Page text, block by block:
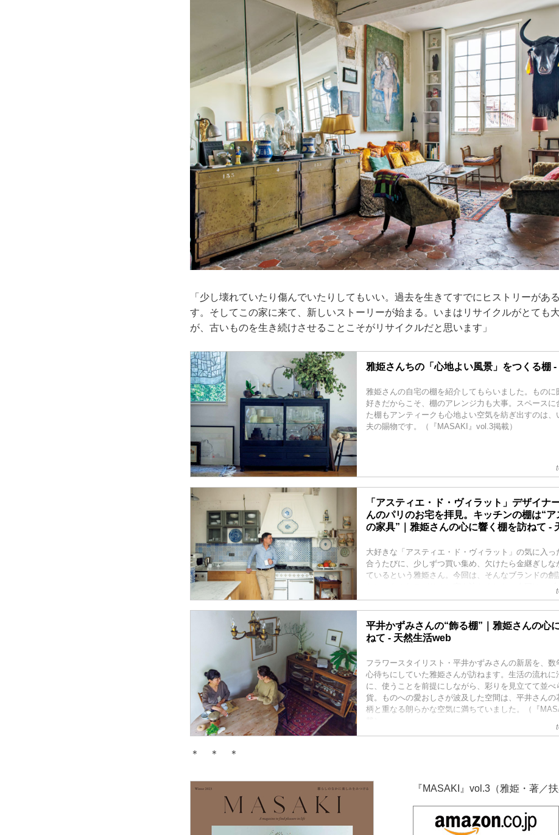
「少し壊れていたり傷んでいたりしてもいい。過去を生きてすでにヒストリーがあ
す。そしてこの家に来て、新しいストーリーが始まる。いまはリサイクルがとても
が、古いものを生き続けさせることこそがリサイクルだと思います」
雅姫さんちの「心地よい風景」をつくる棚
雅姫さんの自宅の棚を紹介してもらいました。ものに
好きだからこそ、棚のアレンジ力も大事。スペースに
た棚もアンティークも心地よい空気を紡ぎ出すのは、
夫の賜物です。（『MASAKI』vol.3掲載）
「アスティエ・ド・ヴィラット」デザイナ
んのパリのお宅を拝見。キッチンの棚は“ア
の家具”｜雅姫さんの心に響く棚を訪ねて -
大好きな「アスティエ・ド・ヴィラット」の気に入っ
合うたびに、少しずつ買い集め、欠けたら金継ぎしな
ているという雅姫さん。今回は、そんなブランドの創
センスあふれるパリのお宅を訪ねました。今回は、ブ
エ・ド・ヴィラットさんの棚を拝見します。（『
載）
平井かずみさんの“飾る棚”｜雅姫さんの心
ねて - 天然生活web
フラワースタイリスト・平井かずみさんの新居を、数
心待ちにしていた雅姫さんが訪ねます。生活の流れに
に、使うことを前提にしながら、彩りを見立てて並べ
貨。ものへの愛おしさが波及した空間は、平井さんの
柄と重なる朗らかな空気に満ちていました。（『
＊ ＊ ＊
『MASAKI』vol.3（雅姫・著／扶